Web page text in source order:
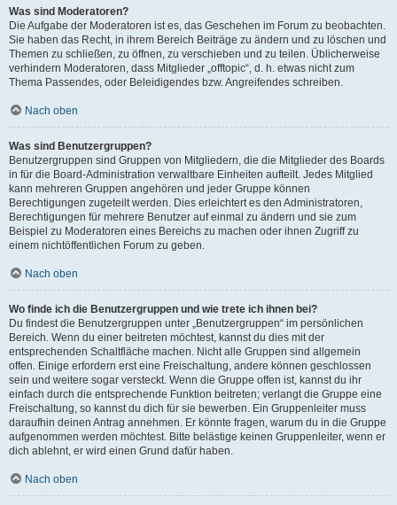
Was sind Moderatoren?
Die Aufgabe der Moderatoren ist es, das Geschehen im Forum zu beobachten.
Sie haben das Recht, in ihrem Bereich Beiträge zu ändern und zu löschen und
Themen zu schließen, zu öffnen, zu verschieben und zu teilen. Üblicherweise
verhindern Moderatoren, dass Mitglieder „offtopic“, d. h. etwas nicht zum
Thema Passendes, oder Beleidigendes bzw. Angreifendes schreiben.
Nach oben
Was sind Benutzergruppen?
Benutzergruppen sind Gruppen von Mitgliedern, die die Mitglieder des Boards
in für die Board-Administration verwaltbare Einheiten aufteilt. Jedes Mitglied
kann mehreren Gruppen angehören und jeder Gruppe können
Berechtigungen zugeteilt werden. Dies erleichtert es den Administratoren,
Berechtigungen für mehrere Benutzer auf einmal zu ändern und sie zum
Beispiel zu Moderatoren eines Bereichs zu machen oder ihnen Zugriff zu
einem nichtöffentlichen Forum zu geben.
Nach oben
Wo finde ich die Benutzergruppen und wie trete ich ihnen bei?
Du findest die Benutzergruppen unter „Benutzergruppen“ im persönlichen
Bereich. Wenn du einer beitreten möchtest, kannst du dies mit der
entsprechenden Schaltfläche machen. Nicht alle Gruppen sind allgemein
offen. Einige erfordern erst eine Freischaltung, andere können geschlossen
sein und weitere sogar versteckt. Wenn die Gruppe offen ist, kannst du ihr
einfach durch die entsprechende Funktion beitreten; verlangt die Gruppe eine
Freischaltung, so kannst du dich für sie bewerben. Ein Gruppenleiter muss
daraufhin deinen Antrag annehmen. Er könnte fragen, warum du in die Gruppe
aufgenommen werden möchtest. Bitte belästige keinen Gruppenleiter, wenn er
dich ablehnt, er wird einen Grund dafür haben.
Nach oben